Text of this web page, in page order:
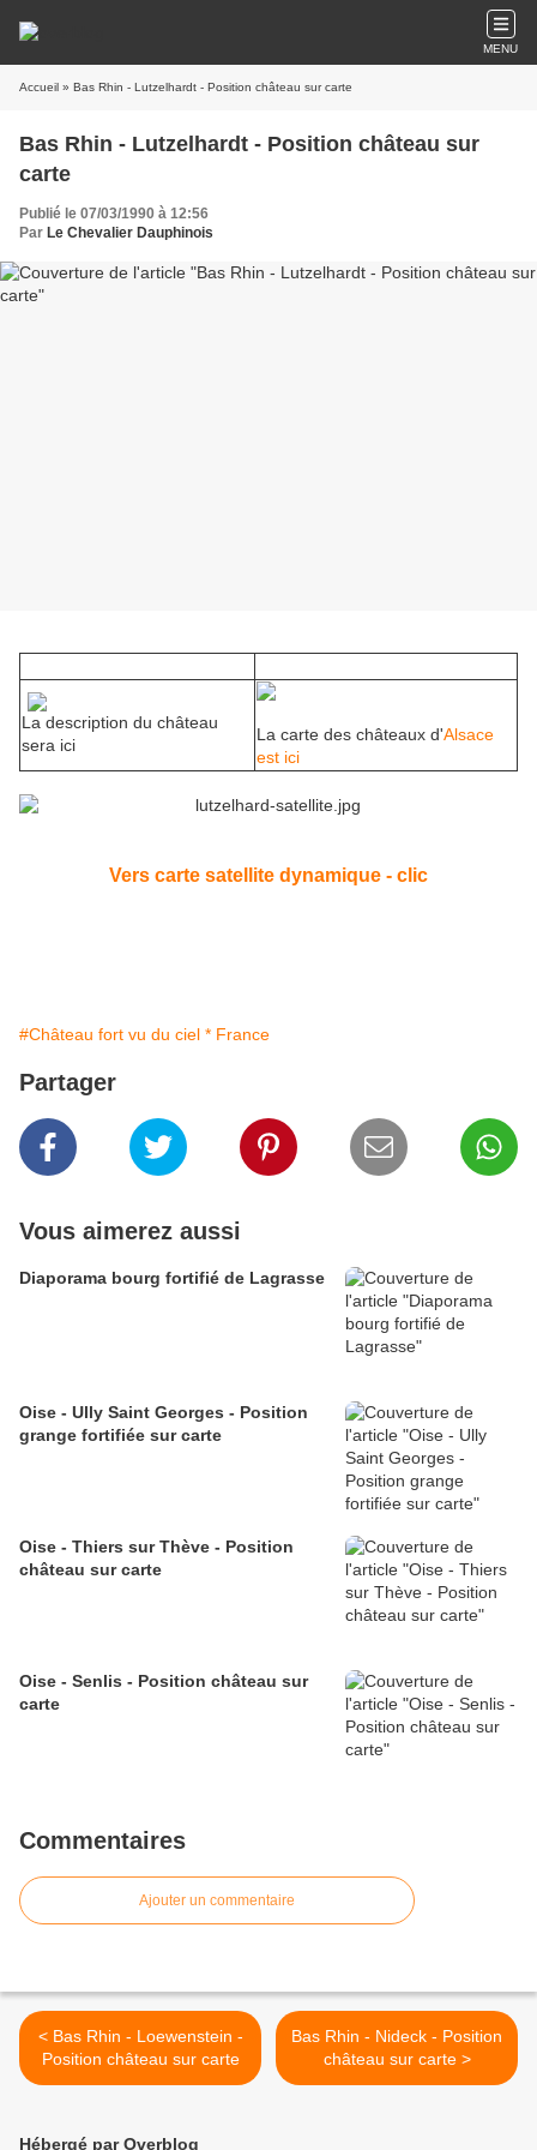
MENU
Accueil » Bas Rhin - Lutzelhardt - Position château sur carte
Bas Rhin - Lutzelhardt - Position château sur
carte
Publié le 07/03/1990 à 12:56
Par Le Chevalier Dauphinois
La description du château
sera ici
La carte des châteaux d'Alsace
est ici
Vers carte satellite dynamique - clic
#Château fort vu du ciel * France
Partager
Vous aimerez aussi
Diaporama bourg fortifié de Lagrasse
Oise - Ully Saint Georges - Position
grange fortifiée sur carte
Oise - Thiers sur Thève - Position
château sur carte
Oise - Senlis - Position château sur
carte
Commentaires
Ajouter un commentaire
< Bas Rhin - Loewenstein -
Position château sur carte
Bas Rhin - Nideck - Position
château sur carte >
Hébergé par Overblog